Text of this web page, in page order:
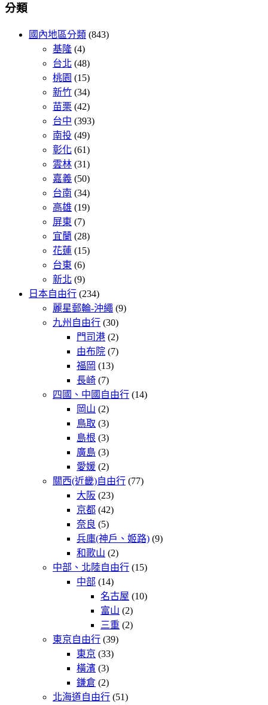
分類
國內地區分類 (843)
基隆 (4)
台北 (48)
桃園 (15)
新竹 (34)
苗栗 (42)
台中 (393)
南投 (49)
彰化 (61)
雲林 (31)
嘉義 (50)
台南 (34)
高雄 (19)
屏東 (7)
宜蘭 (28)
花蓮 (15)
台東 (6)
新北 (9)
日本自由行 (234)
麗星郵輪-沖繩 (9)
九州自由行 (30)
門司港 (2)
由布院 (7)
福岡 (13)
長崎 (7)
四國、中國自由行 (14)
岡山 (2)
鳥取 (3)
島根 (3)
廣島 (3)
愛媛 (2)
關西(近畿)自由行 (77)
大阪 (23)
京都 (42)
奈良 (5)
兵庫(神戶、姬路) (9)
和歌山 (2)
中部、北陸自由行 (15)
中部 (14)
名古屋 (10)
富山 (2)
三重 (2)
東京自由行 (39)
東京 (33)
橫濱 (3)
鎌倉 (2)
北海道自由行 (51)